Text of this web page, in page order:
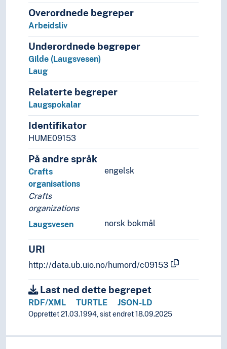
Overordnede begreper
Arbeidsliv
Underordnede begreper
Gilde (Laugsvesen)
Laug
Relaterte begreper
Laugspokalar
Identifikator
HUME09153
På andre språk
engelsk
Crafts
organisations
Crafts
organizations
norsk bokmål
Laugsvesen
URI
http://data.ub.uio.no/humord/c09153
Last ned dette begrepet
RDF/XML TURTLE JSON-LD
Opprettet 21.03.1994, sist endret 18.09.2025